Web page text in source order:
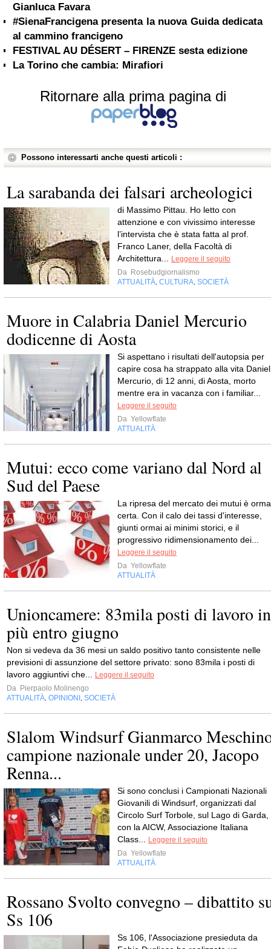
Gianluca Favara
#SienaFrancigena presenta la nuova Guida dedicata
al cammino francigeno
FESTIVAL AU DÉSERT – FIRENZE sesta edizione
La Torino che cambia: Mirafiori
Ritornare alla prima pagina di
Possono interessarti anche questi articoli :
La sarabanda dei falsari archeologici
di Massimo Pittau. Ho letto con
attenzione e con vivissimo interesse
l’intervista che è stata fatta al prof.
Franco Laner, della Facoltà di
Architettura...
Leggere il seguito
Da Rosebudgiornalismo
ATTUALITÀ CULTURA SOCIETÀ
Muore in Calabria Daniel Mercurio
dodicenne di Aosta
Si aspettano i risultati dell'autopsia per
capire cosa ha strappato alla vita Daniel
Mercurio, di 12 anni, di Aosta, morto
mentre era in vacanza con i familiar...
Leggere il seguito
Da Yellowflate
ATTUALITÀ
Mutui: ecco come variano dal Nord al
Sud del Paese
La ripresa del mercato dei mutui è
certa. Con il calo dei tassi d'interesse,
giunti ormai ai minimi storici, e il
progressivo ridimensionamento dei...
Leggere il seguito
Da Yellowflate
ATTUALITÀ
Unioncamere: 83mila posti di lavoro in
più entro giugno
Non si vedeva da 36 mesi un saldo positivo tanto consistente nelle
previsioni di assunzione del settore privato: sono 83mila i posti di
lavoro aggiuntivi che...
Leggere il seguito
Da Pierpaolo Molinengo
ATTUALITÀ OPINIONI SOCIETÀ
Slalom Windsurf Gianmarco
campione nazionale under 20, Jacopo
Renna...
Si sono conclusi i Campionati Nazionali
Giovanili di Windsurf, organizzati dal
Circolo Surf Torbole, sul Lago di Garda,
con la AICW, Associazione Italiana
Class...
Leggere il seguito
Da Yellowflate
ATTUALITÀ
Rossano Svolto convegno – dibattito
Ss 106
Ss 106, l'Associazione presieduta da